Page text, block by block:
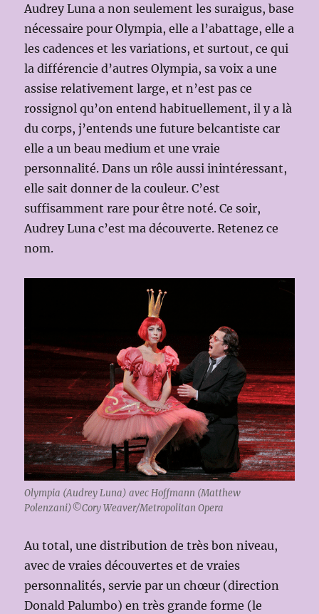
Audrey Luna a non seulement les suraigus, base
nécessaire pour Olympia, elle a l’abattage, elle a
les cadences et les variations, et surtout, ce qui
la différencie d’autres Olympia, sa voix a une
assise relativement large, et n’est pas ce
rossignol qu’on entend habituellement, il y a là
du corps, j’entends une future belcantiste car
elle a un beau medium et une vraie
personnalité. Dans un rôle aussi inintéressant,
elle sait donner de la couleur. C’est
suffisamment rare pour être noté. Ce soir,
Audrey Luna c’est ma découverte. Retenez ce
nom.
Olympia (Audrey Luna) avec Hoffmann (Matthew
Polenzani)©Cory Weaver/Metropolitan Opera
Au total, une distribution de très bon niveau,
avec de vraies découvertes et de vraies
personnalités, servie par un chœur (direction
Donald Palumbo) en très grande forme (le